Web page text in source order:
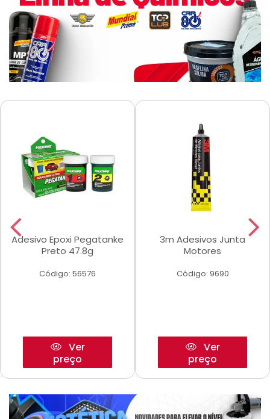
Adesivo Epoxi Pegatanke
Preto 47.8g
Código: 56576
Ver
preço
3m Adesivos Junta
Motores
Código: 9690
Ver
preço